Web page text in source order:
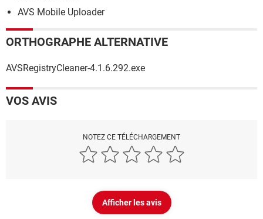
AVS Mobile Uploader
ORTHOGRAPHE ALTERNATIVE
AVSRegistryCleaner-4.1.6.292.exe
VOS AVIS
NOTEZ CE TÉLÉCHARGEMENT
Afficher les avis